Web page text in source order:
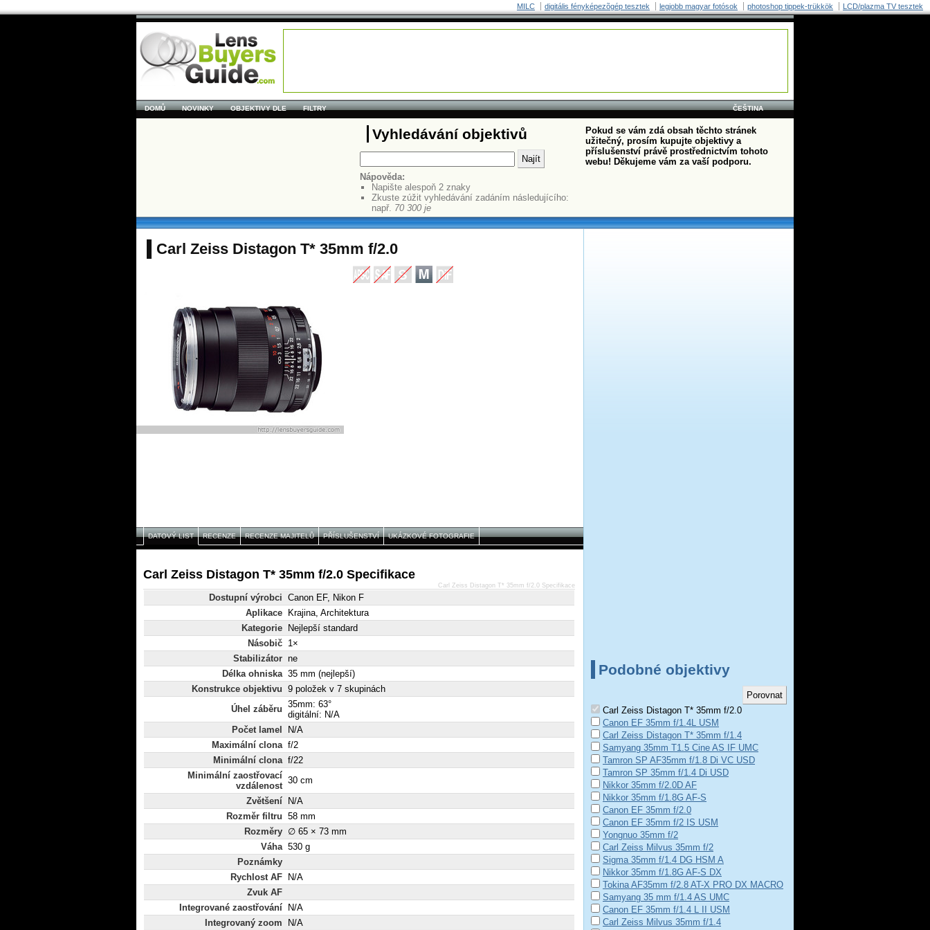
MILC digitális fényképezõgép tesztek legjobb magyar fotósok photoshop tippek-trükkök LCD/plazma TV tesztek
ČEŠTINA
DOMŮ NOVINKY OBJEKTIVY DLE FILTRY
Vyhledávání objektivů
Nápověda:
Napište alespoň 2 znaky
Zkuste zúžit vyhledávání zadáním následujícího:
např. 70 300 je
Pokud se vám zdá obsah těchto stránek
užitečný, prosím kupujte objektivy a
příslušenství právě prostřednictvím tohoto
webu! Děkujeme vám za vaší podporu.
Carl Zeiss Distagon T* 35mm f/2.0
DATOVÝ LIST RECENZE RECENZE MAJITELŮ PŘÍSLUŠENSTVÍ UKÁZKOVÉ FOTOGRAFIE
Carl Zeiss Distagon T* 35mm f/2.0 Specifikace
Dostupní výrobci Canon EF, Nikon F
Aplikace
Krajina, Architektura
Kategorie
Nejlepší standard
Násobič 1×
Stabilizátor ne
Délka ohniska 35 mm (nejlepší)
Konstrukce objektivu 9 položek v 7 skupinách
Úhel záběru 35mm: 63°
digitální: N/A
Počet lamel
N/A
Maximální clona f/2
Minimální clona f/22
Minimální zaostřovací
vzdálenost
30 cm
Zvětšení
N/A
Rozměr filtru 58 mm
Rozměry ∅ 65 × 73 mm
Váha 530 g
Poznámky
Rychlost AF
N/A
Zvuk AF
Integrované zaostřování
N/A
Integrovaný zoom
N/A
Carl Zeiss Distagon T* 35mm f/2.0 Specifikace
Podobné objektivy
Carl Zeiss Distagon T* 35mm f/2.0
Canon EF 35mm f/1.4L USM
Carl Zeiss Distagon T* 35mm f/1.4
Samyang 35mm T1.5 Cine AS IF UMC
Tamron SP AF35mm f/1.8 Di VC USD
Tamron SP 35mm f/1.4 Di USD
Nikkor 35mm f/2.0D AF
Nikkor 35mm f/1.8G AF-S
Canon EF 35mm f/2.0
Canon EF 35mm f/2 IS USM
Yongnuo 35mm f/2
Carl Zeiss Milvus 35mm f/2
Sigma 35mm f/1.4 DG HSM A
Nikkor 35mm f/1.8G AF-S DX
Tokina AF35mm f/2.8 AT-X PRO DX MACRO
Samyang 35 mm f/1.4 AS UMC
Canon EF 35mm f/1.4 L II USM
Carl Zeiss Milvus 35mm f/1.4